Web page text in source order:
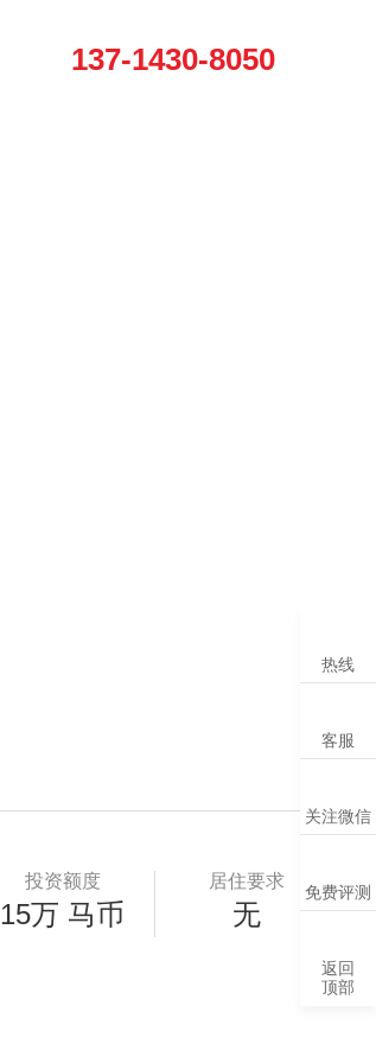
137-1430-8050
投资额度
15万 马币
居住要求
无
热线
客服
关注微信
关
免费评测
返回
顶部